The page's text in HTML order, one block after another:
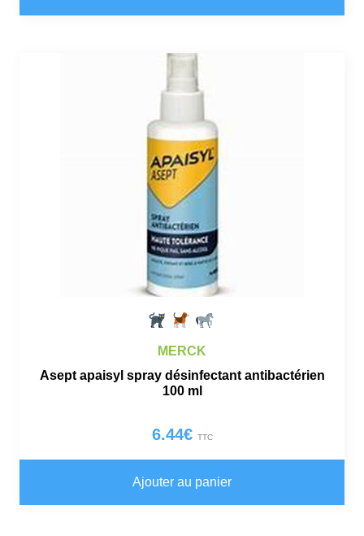
MERCK
Asept apaisyl spray désinfectant antibactérien
100 ml
6.44€ TTC
Ajouter au panier